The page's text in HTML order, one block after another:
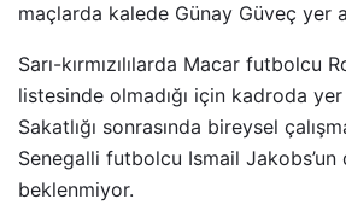
maçlarda kalede Günay Güveç yer
Sarı-kırmızılılarda Macar futbolcu
listesinde olmadığı için kadroda
Sakatlığı sonrasında bireysel
Senegalli futbolcu Ismail Jakobs’un
beklenmiyor.